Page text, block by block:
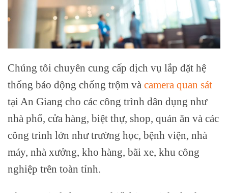
Chúng tôi chuyên cung cấp dịch vụ lắp đặt hệ
thống báo động chống trộm và camera quan sát
tại An Giang cho các công trình dân dụng như
nhà phố, cửa hàng, biệt thự, shop, quán ăn và các
công trình lớn như trường học, bệnh viện, nhà
máy, nhà xưởng, kho hàng, bãi xe, khu công
nghiệp trên toàn tỉnh.